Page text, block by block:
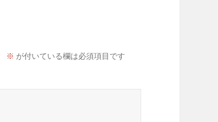
※ が付いている欄は必須項目です